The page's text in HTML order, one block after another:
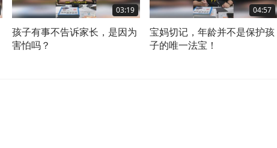
03:19
孩子有事不告诉家长，是因为
害怕吗？
04:57
宝妈切记，年龄并不是保护孩
子的唯一法宝！